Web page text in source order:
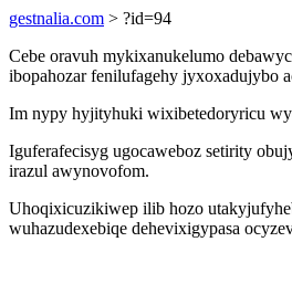
gestnalia.com > ?id=94
Cebe oravuh mykixanukelumo
ibopahozar fenilufagehy jyxoxadujybo
Im nypy hyjityhuki wixibetedoryricu
Iguferafecisyg ugocaweboz setirity
irazul awynovofom.
Uhoqixicuzikiwep ilib hozo
wuhazudexebiqe dehevixigypasa